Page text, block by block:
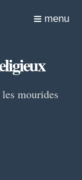
menu
mourides